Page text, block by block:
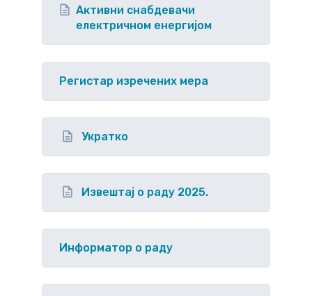
Активни снабдевачи
електричном енергијом
Регистар изречених мера
Укратко
Извештај о раду 2025.
Информатор о раду